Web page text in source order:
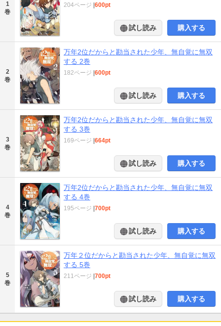
1
巻
204ページ |600pt
試し読み 購入する
2
巻
万年2位だからと勘当された少年、無自覚に無双
する 2巻
182ページ |600pt
試し読み 購入する
3
巻
万年2位だからと勘当された少年、無自覚に無双
する 3巻
169ページ |664pt
試し読み 購入する
4
巻
万年2位だからと勘当された少年、無自覚に無双
する 4巻
195ページ |700pt
試し読み 購入する
5
巻
万年２位だからと勘当された少年、無自覚に無双
する 5巻
211ページ |700pt
試し読み 購入する